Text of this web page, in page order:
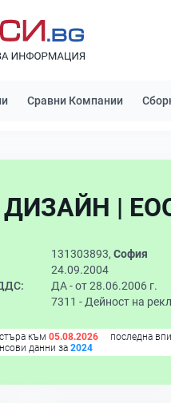
Сравни Компании
|
131303893, София
24.09.2004
ДА - от 28.06.2006 г.
7311 - Дейност на
към 05.08.2026 последна
данни за 2024